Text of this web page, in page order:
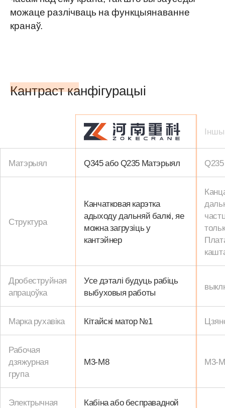
можаце разлічваць на функцыянаванне
кранаў.
Кантраст канфігурацыі
Матэрыял Q345 або Q235 Матэрыял
Структура
Канчатковая карэтка
адыходу дальняй балкі, яе
можна загрузіць у
кантэйнер
Дробеструйная
апрацоўка
Усе дэталі будуць рабіць
выбуховыя работы
Марка рухавіка Кітайскі матор №1
Рабочая
дзяжурная
група
М3-М8 М3-
Электрычная
Кабіна або бесправадной